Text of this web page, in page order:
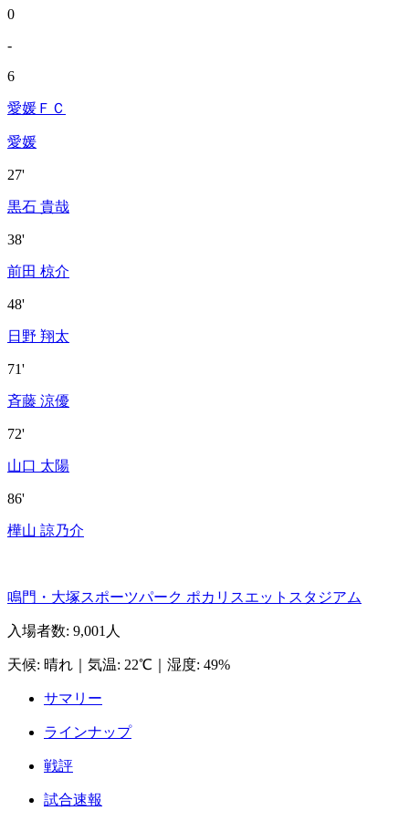
0
-
6
愛媛ＦＣ
愛媛
27'
黒石 貴哉
38'
前田 椋介
48'
日野 翔太
71'
斉藤 涼優
72'
山口 太陽
86'
樺山 諒乃介
鳴門・大塚スポーツパーク ポカリスエットスタジアム
入場者数: 9,001人
天候: 晴れ 気温: 22℃ 湿度: 49%
サマリー
ラインナップ
戦評
試合速報